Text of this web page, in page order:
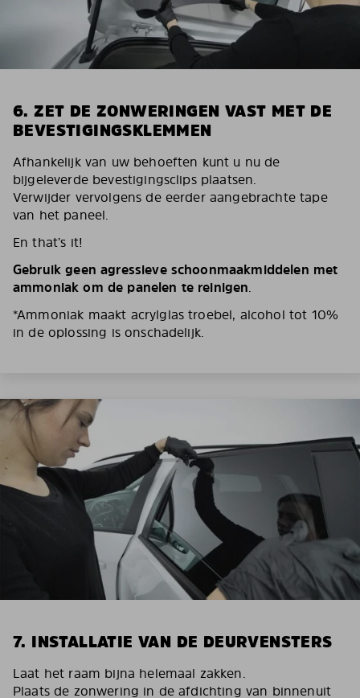
6. ZET DE ZONWERINGEN VAST MET DE
BEVESTIGINGSKLEMMEN
Afhankelijk van uw behoeften kunt u nu de
bijgeleverde bevestigingsclips plaatsen.
Verwijder vervolgens de eerder aangebrachte tape
van het paneel.
En that’s it!
Gebruik geen agressieve schoonmaakmiddelen met
ammoniak om de panelen te reinigen.
*Ammoniak maakt acrylglas troebel, alcohol tot 10%
in de oplossing is onschadelijk.
7. INSTALLATIE VAN DE DEURVENSTERS
Laat het raam bijna helemaal zakken.
Plaats de zonwering in de afdichting van binnenuit